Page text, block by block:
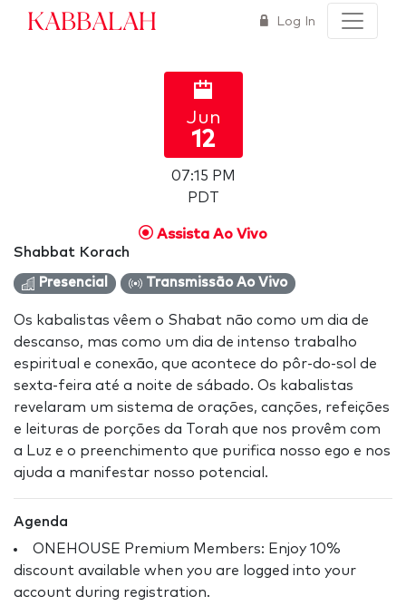
Kabbalah Log In
Jun
12
07:15 PM
PDT
Assista Ao Vivo
Shabbat Korach
Presencial Transmissão Ao Vivo
Os kabalistas vêem o Shabat não como um dia de
descanso, mas como um dia de intenso trabalho
espiritual e conexão, que acontece do pôr-do-sol de
sexta-feira até a noite de sábado. Os kabalistas
revelaram um sistema de orações, canções, refeições
e leituras de porções da Torah que nos provêm com
a Luz e o preenchimento que purifica nosso ego e nos
ajuda a manifestar nosso potencial.
Agenda
ONEHOUSE Premium Members: Enjoy 10%
discount available when you are logged into your
account during registration.